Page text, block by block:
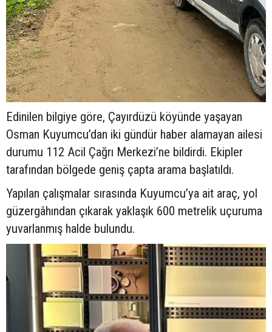
Edinilen bilgiye göre, Çayırdüzü köyünde yaşayan
Osman Kuyumcu’dan iki gündür haber alamayan ailesi
durumu 112 Acil Çağrı Merkezi’ne bildirdi. Ekipler
tarafından bölgede geniş çapta arama başlatıldı.
Yapılan çalışmalar sırasında Kuyumcu’ya ait araç, yol
güzergâhından çıkarak yaklaşık 600 metrelik uçuruma
yuvarlanmış halde bulundu.